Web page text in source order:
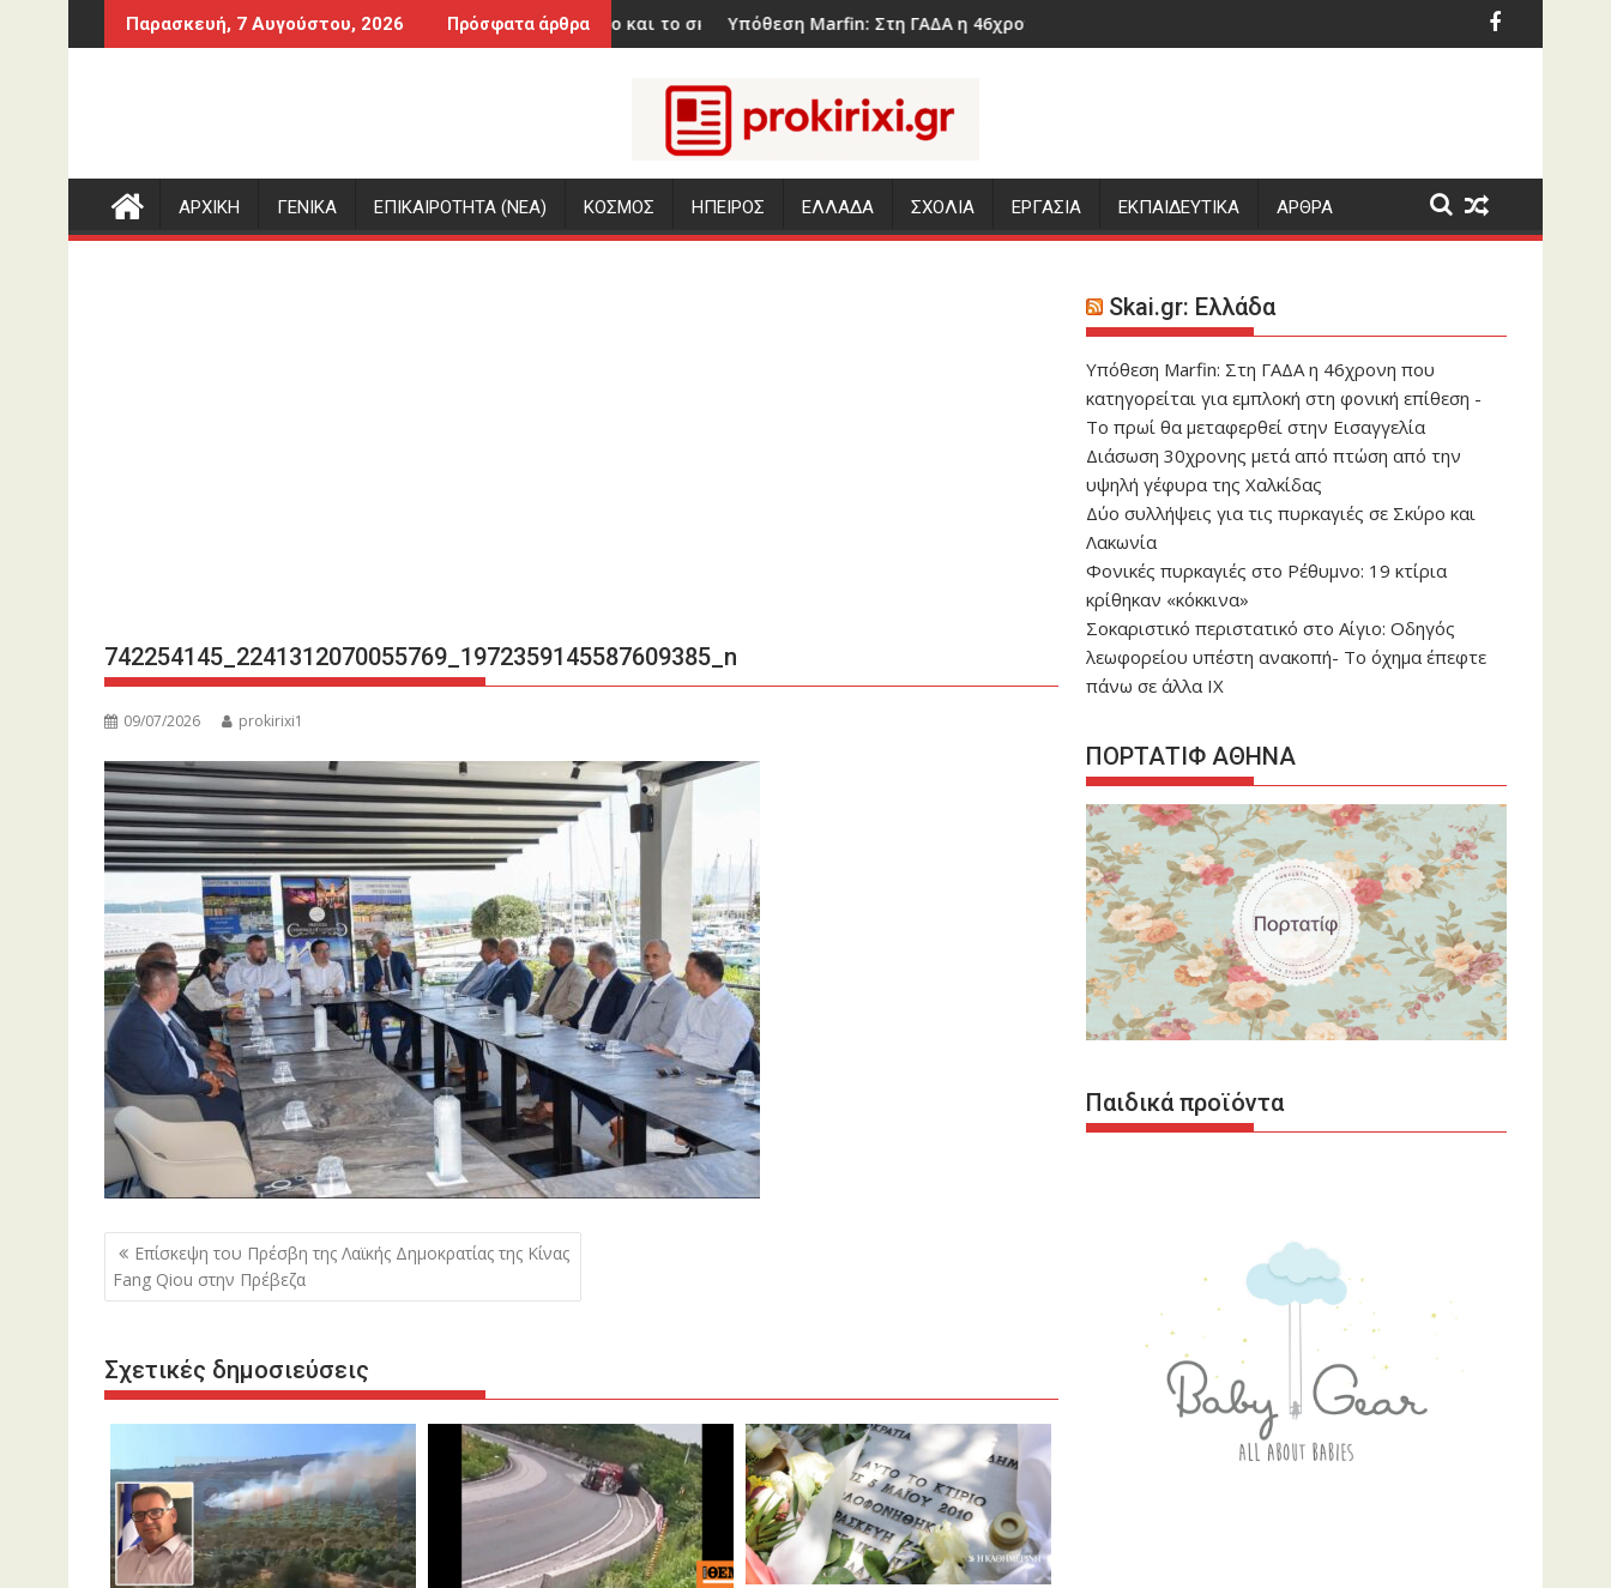
Περάστε
στο
Παρασκευή, 7 Αυγούστου, 2026 Πρόσφατα άρθρα
και δύο ακόμη κατηγορούμενοι για την πυρκαγιά στη Βοιωτία
Φορτηγό έπεσε πάνω σε αυτοκίνητο και το σκέπασε με κάρβουνα, τον οδηγό έσωσε στρατιώτης, δείτε βίντεο
Υπόθεση Marfin: Στη ΓΑΔΑ η 46χρονη – Αύριο στον Εισαγγελέα«Μαρμαροκολόνα μου» της γράφουν, δείτε φωτογραφίες
«Έγκλημα
ΑΡΧΙΚΗ ΓΕΝΙΚΑ ΕΠΙΚΑΙΡΟΤΗΤΑ (ΝΕΑ) ΚΟΣΜΟΣ ΗΠΕΙΡΟΣ ΕΛΛΑΔΑ ΣΧΟΛΙΑ ΕΡΓΑΣΙΑ ΕΚΠΑΙΔΕΥΤΙΚΑ ΑΡΘΡΑ
742254145_2241312070055769_1972359145587609385_n
09/07/2026 prokirixi1
Πλοήγηση
άρθρων
Επίσκεψη του Πρέσβη της Λαϊκής Δημοκρατίας της Κίνας
Fang Qiou στην Πρέβεζα
Σχετικές δημοσιεύσεις
Skai.gr: Ελλάδα
Υπόθεση Marfin: Στη ΓΑΔΑ η 46χρονη που
κατηγορείται για εμπλοκή στη φονική επίθεση -
Το πρωί θα μεταφερθεί στην Εισαγγελία
Διάσωση 30χρονης μετά από πτώση από την
υψηλή γέφυρα της Χαλκίδας
Δύο συλλήψεις για τις πυρκαγιές σε Σκύρο και
Λακωνία
Φονικές πυρκαγιές στο Ρέθυμνο: 19 κτίρια
κρίθηκαν «κόκκινα»
Σοκαριστικό περιστατικό στο Αίγιο: Οδηγός
λεωφορείου υπέστη ανακοπή- Tο όχημα έπεφτε
πάνω σε άλλα ΙΧ
ΠΟΡΤΑΤΙΦ ΑΘΗΝΑ
Παιδικά προϊόντα